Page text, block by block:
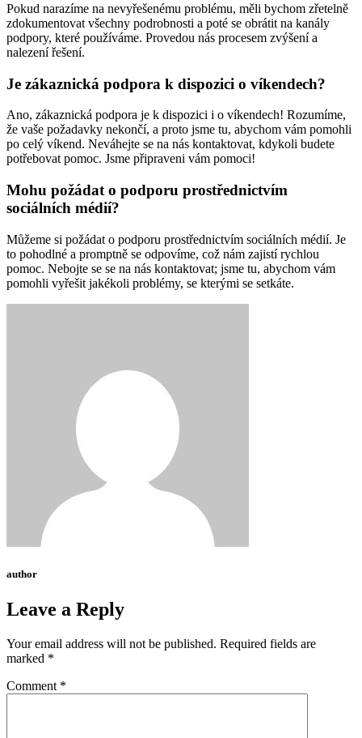
Pokud narazíme na nevyřešenému problému, měli bychom zřetelně
zdokumentovat všechny podrobnosti a poté se obrátit na kanály
podpory, které používáme. Provedou nás procesem zvýšení a
nalezení řešení.
Je zákaznická podpora k dispozici o víkendech?
Ano, zákaznická podpora je k dispozici i o víkendech! Rozumíme,
že vaše požadavky nekončí, a proto jsme tu, abychom vám pomohli
po celý víkend. Neváhejte se na nás kontaktovat, kdykoli budete
potřebovat pomoc. Jsme připraveni vám pomoci!
Mohu požádat o podporu prostřednictvím
sociálních médií?
Můžeme si požádat o podporu prostřednictvím sociálních médií. Je
to pohodlné a promptně se odpovíme, což nám zajistí rychlou
pomoc. Nebojte se se na nás kontaktovat; jsme tu, abychom vám
pomohli vyřešit jakékoli problémy, se kterými se setkáte.
author
Leave a Reply
Your email address will not be published. Required fields are
marked *
Comment *